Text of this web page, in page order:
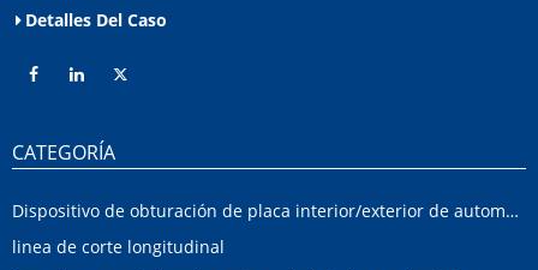
Detalles Del Caso
CATEGORÍA
Dispositivo de obturación de placa interior/exterior de automóvil
linea de corte longitudinal